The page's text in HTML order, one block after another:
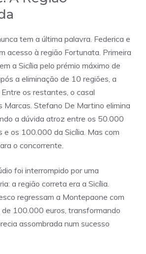
tem a última palavra. Federica e
acesso à região Fortunata. Primeira
a Sicília pelo prémio máximo de
a eliminação de 10 regiões, a
os restantes, o casal
Marcas. Stefano De Martino elimina
a dúvida atroz entre os 50.000
e os 100.000 da Sicília. Mas com
o concorrente.
foi interrompido por uma
a região correta era a Sicília.
regressam a Montepaone com
de 100.000 euros, transformando
assombrada num sucesso